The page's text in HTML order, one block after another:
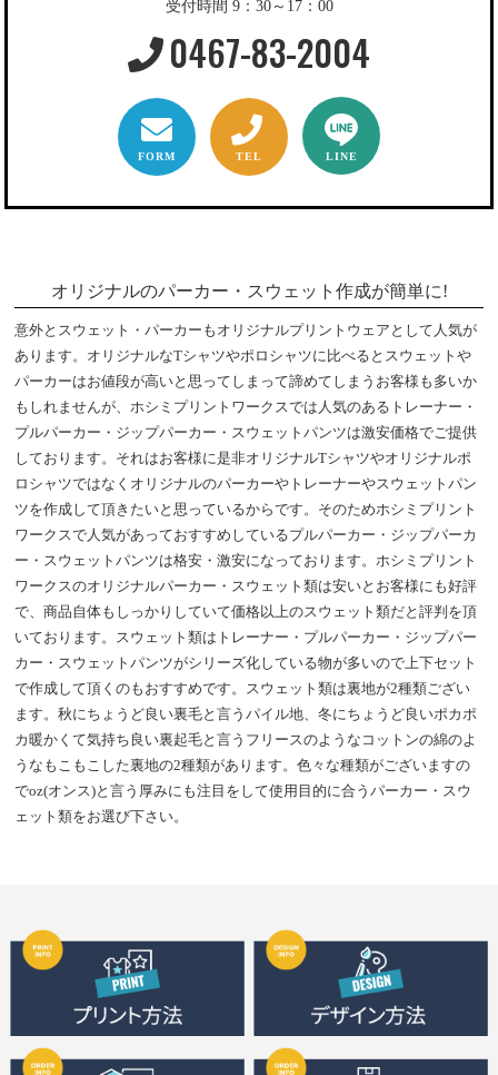
受付時間 9：30～17：00
0467-83-2004
FORM TEL LINE
オリジナルのパーカー・スウェット作成が簡単に!
意外とスウェット・パーカーもオリジナルプリントウェアとして人気が
あります。オリジナルなTシャツやポロシャツに比べるとスウェットや
パーカーはお値段が高いと思ってしまって諦めてしまうお客様も多いか
もしれませんが、ホシミプリントワークスでは人気のあるトレーナー・
プルパーカー・ジップパーカー・スウェットパンツは激安価格でご提供
しております。それはお客様に是非オリジナルTシャツやオリジナルポ
ロシャツではなくオリジナルのパーカーやトレーナーやスウェットパン
ツを作成して頂きたいと思っているからです。そのためホシミプリント
ワークスで人気があっておすすめしているプルパーカー・ジップパーカ
ー・スウェットパンツは格安・激安になっております。ホシミプリント
ワークスのオリジナルパーカー・スウェット類は安いとお客様にも好評
で、商品自体もしっかりしていて価格以上のスウェット類だと評判を頂
いております。スウェット類はトレーナー・プルパーカー・ジップパー
カー・スウェットパンツがシリーズ化している物が多いので上下セット
で作成して頂くのもおすすめです。スウェット類は裏地が2種類ござい
ます。秋にちょうど良い裏毛と言うパイル地、冬にちょうど良いポカポ
カ暖かくて気持ち良い裏起毛と言うフリースのようなコットンの綿のよ
うなもこもこした裏地の2種類があります。色々な種類がございますの
でoz(オンス)と言う厚みにも注目をして使用目的に合うパーカー・スウ
ェット類をお選び下さい。